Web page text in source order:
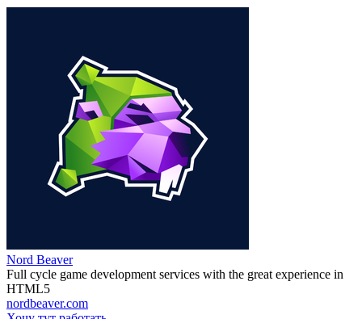
Nord Beaver
Full cycle game development services with the great experience in
HTML5
nordbeaver.com